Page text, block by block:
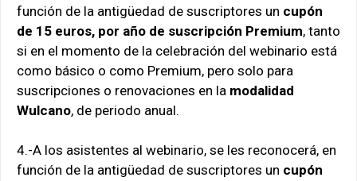
función de la antigüedad de suscriptores un cupón
de 15 euros, por año de suscripción Premium, tanto
si en el momento de la celebración del webinario está
como básico o como Premium, pero solo para
suscripciones o renovaciones en la modalidad
Wulcano, de periodo anual.
4.-A los asistentes al webinario, se les reconocerá, en
función de la antigüedad de suscriptores un cupón